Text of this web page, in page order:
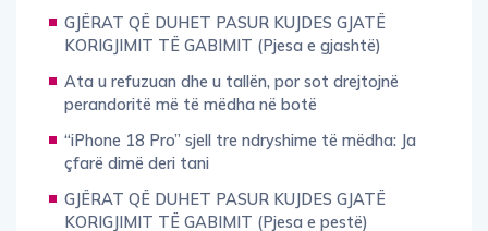
GJËRAT QË DUHET PASUR KUJDES GJATË
KORIGJIMIT TË GABIMIT (Pjesa e gjashtë)
Ata u refuzuan dhe u tallën, por sot drejtojnë
perandoritë më të mëdha në botë
“iPhone 18 Pro” sjell tre ndryshime të mëdha: Ja
çfarë dimë deri tani
GJËRAT QË DUHET PASUR KUJDES GJATË
KORIGJIMIT TË GABIMIT (Pjesa e pestë)